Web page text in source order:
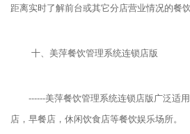
距离实时了解前台或其它分店营业情况的餐饮
十、美萍餐饮管理系统连锁店版
------美萍餐饮管理系统连锁店版广泛适
店，早餐店，休闲饮食店等餐饮娱乐场所。